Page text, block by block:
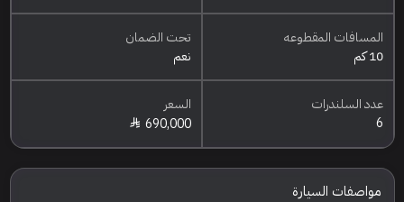
المسافات المقطوعه
10 كم
تحت الضمان
نعم
عدد السلندرات
6
السعر
690,000
مواصفات السيارة